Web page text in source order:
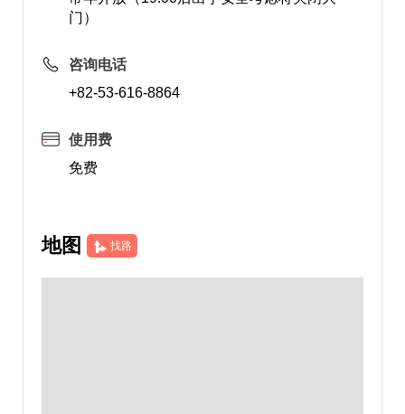
门）
咨询电话
+82-53-616-8864
使用费
免费
地图 找路